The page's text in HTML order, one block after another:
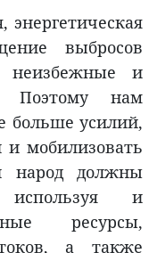
энергетическая
выбросов
неизбежные и
Поэтому нам
больше усилий,
мобилизовать
народ должны
используя и
ресурсы,
а также